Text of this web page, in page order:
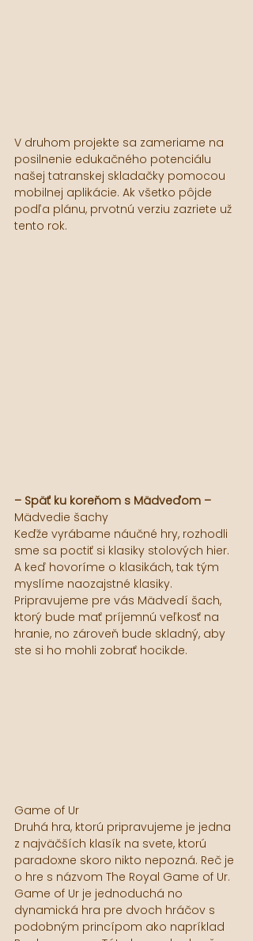
V druhom projekte sa zameriame na
posilnenie edukačného potenciálu
našej tatranskej skladačky pomocou
mobilnej aplikácie. Ak všetko pôjde
podľa plánu, prvotnú verziu zazriete už
tento rok.
– Späť ku koreňom s Mädveďom –
Mädvedie šachy
Keďže vyrábame náučné hry, rozhodli
sme sa poctiť si klasiky stolových hier.
A keď hovoríme o klasikách, tak tým
myslíme naozajstné klasiky.
Pripravujeme pre vás Mädvedí šach,
ktorý bude mať príjemnú veľkosť na
hranie, no zároveň bude skladný, aby
ste si ho mohli zobrať hocikde.
Game of Ur
Druhá hra, ktorú pripravujeme je jedna
z najväčších klasík na svete, ktorú
paradoxne skoro nikto nepozná. Reč je
o hre s názvom The Royal Game of Ur.
Game of Ur je jednoduchá no
dynamická hra pre dvoch hráčov s
podobným princípom ako napríklad